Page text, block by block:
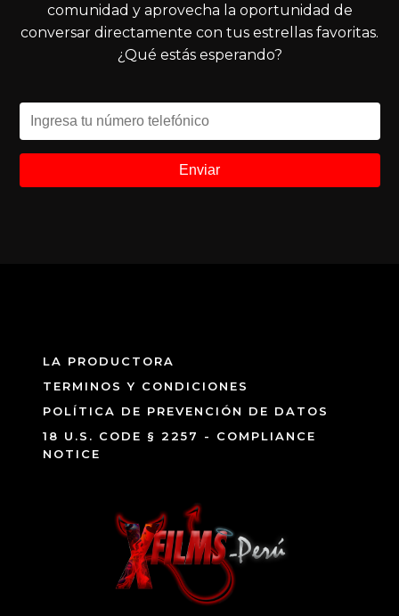
comunidad y aprovecha la oportunidad de
conversar directamente con tus estrellas favoritas.
¿Qué estás esperando?
LA PRODUCTORA
TERMINOS Y CONDICIONES
POLÍTICA DE PREVENCIÓN DE DATOS
18 U.S. CODE § 2257 - COMPLIANCE
NOTICE